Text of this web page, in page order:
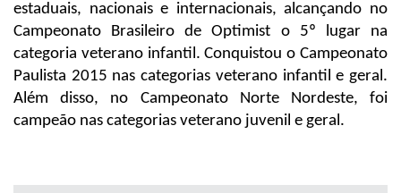
estaduais, nacionais e internacionais, alcançando no
Campeonato Brasileiro de Optimist o 5º lugar na
categoria veterano infantil. Conquistou o Campeonato
Paulista 2015 nas categorias veterano infantil e geral.
Além disso, no Campeonato Norte Nordeste, foi
campeão nas categorias veterano juvenil e geral.